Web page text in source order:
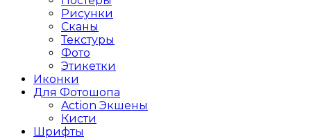
Рисунки
Сканы
Текстуры
Фото
Этикетки
Иконки
Для Фотошопа
Action Экшены
Кисти
Шрифты